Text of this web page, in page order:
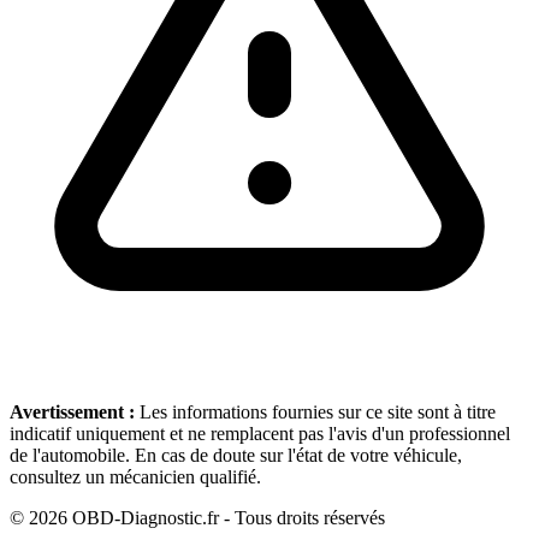
Avertissement : Les informations fournies sur ce site sont à titre
indicatif uniquement et ne remplacent pas l'avis d'un professionnel
de l'automobile. En cas de doute sur l'état de votre véhicule,
consultez un mécanicien qualifié.
© 2026 OBD-Diagnostic.fr - Tous droits réservés